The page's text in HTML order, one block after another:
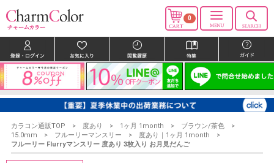
0
カラコン通販TOP 度あり 1ヶ月 1month
ブラウン/茶色
15.0mm
フルーリーマンスリー
度あり｜1ヶ月 1month
フルーリー Flurryマンスリー 度あり 3枚入り お月見だんご